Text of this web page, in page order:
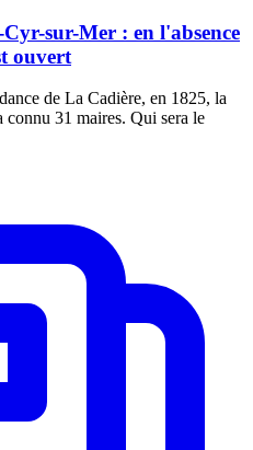
sur-Mer : en l'absence
ouvert
de La Cadière, en 1825, la
31 maires. Qui sera le